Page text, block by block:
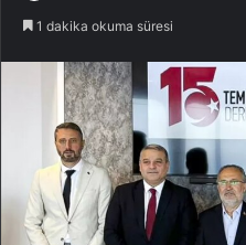
1 dakika okuma süresi